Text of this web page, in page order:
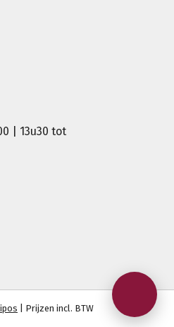
| 13u30 tot
| Prijzen incl. BTW